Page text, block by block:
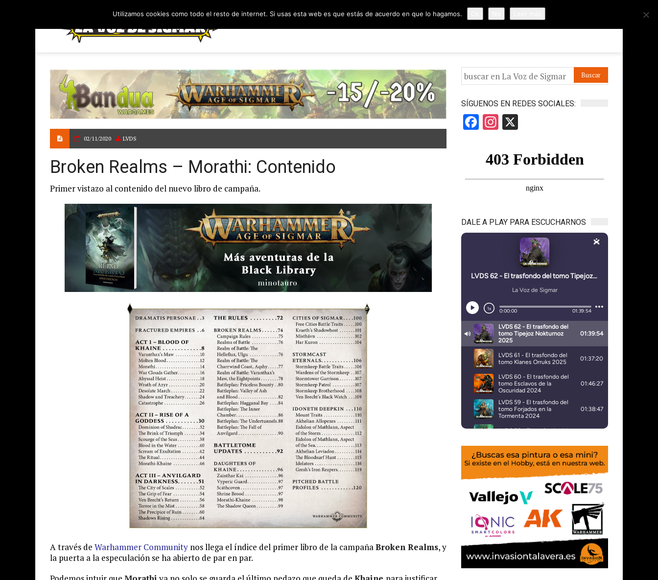
APÓYANOS IR A LA VOZ DE HORUS
02/11/2020 LVDS
Broken Realms – Morathi: Contenido
Primer vistazo al contenido del nuevo libro de campaña.
A través de Warhammer Community nos llega el índice del primer libro de la campañaBroken Realms, y
la puerta a la especulación se ha abierto de par en par.
SÍGUENOS EN REDES SOCIALES:
Facebook
Instagram
DALE A PLAY PARA ESCUCHARNOS
Utilizamos cookies como todo el resto de internet. Si usas esta web es que estás de acuerdo en que lo hagamos.